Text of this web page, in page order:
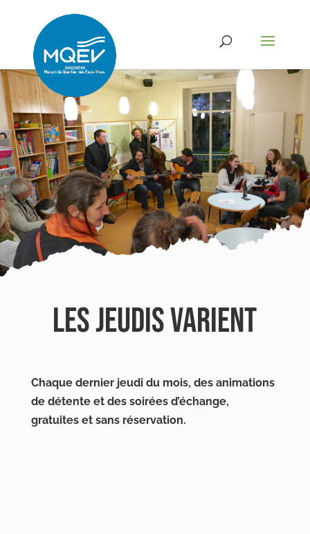
LES JEUDIS VARIENT
Chaque dernier jeudi du mois, des animations
de détente et des soirées d’échange,
gratuites et sans réservation.